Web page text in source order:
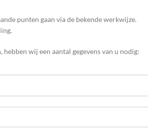
punten gaan via de bekende werkwijze.
wij een aantal gegevens van u nodig: